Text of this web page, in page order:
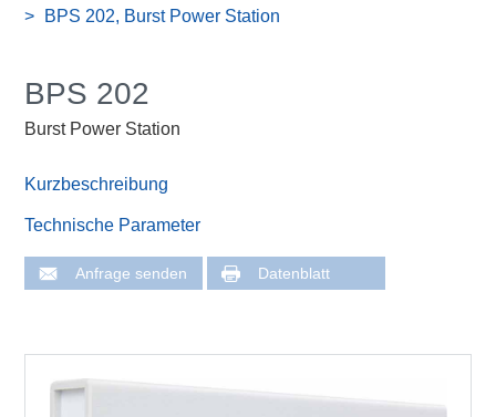
BPS 202, Burst Power Station
BPS 202
Burst Power Station
Kurzbeschreibung
Technische Parameter
Anfrage senden Datenblatt